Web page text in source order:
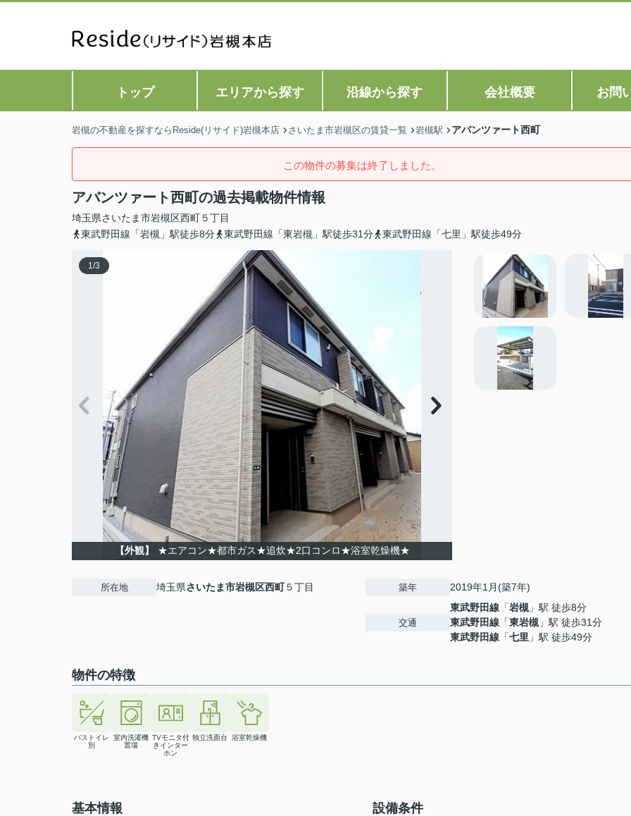
トップ エリアから探す 沿線から探す 会社概要 お問
岩槻の不動産を探すならReside(リサイド)岩槻本店 さいたま市岩槻区の賃貸一覧 岩槻駅 アバンツァート西町
この物件の募集は終了しました。
アバンツァート西町の過去掲載物件情報
埼玉県さいたま市岩槻区西町５丁目
東武野田線「岩槻」駅徒歩8分
東武野田線「東岩槻」駅徒歩31分 東武野田線「七里」駅徒歩49分
1/3
【外観】 ★エアコン★都市ガス★追炊★2口コンロ★浴室乾燥機★
所在地 埼玉県さいたま市岩槻区西町５丁目 築年 2019年1月(築7年)
交通
東武野田線 「岩槻 」駅 徒歩8分
東武野田線 「東岩槻 」駅 徒歩31分
東武野田線 「七里 」駅 徒歩49分
物件の特徴
バストイレ
別
室内洗濯機
置場
TVモニタ付
きインター
ホン
独立洗面台 浴室乾燥機
基本情報 設備条件